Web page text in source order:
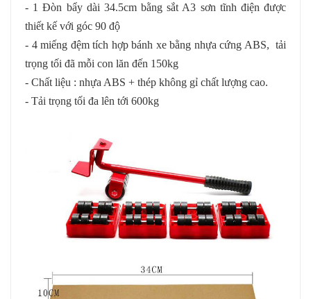
- 1 Đòn bẩy dài 34.5cm bằng sắt A3 sơn tĩnh điện được
thiết kế với góc 90 độ
- 4 miếng đệm tích hợp bánh xe bằng nhựa cứng ABS, tải
trọng tối đã mỗi con lăn đến 150kg
- Chất liệu : nhựa ABS + thép không gỉ chất lượng cao.
- Tải trọng tối đa lên tới 600kg